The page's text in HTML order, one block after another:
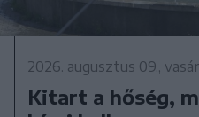
2026. augusztus 09.,
Kitart a hőség,